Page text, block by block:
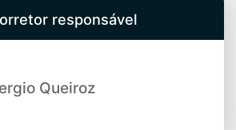
responsável
Queiroz